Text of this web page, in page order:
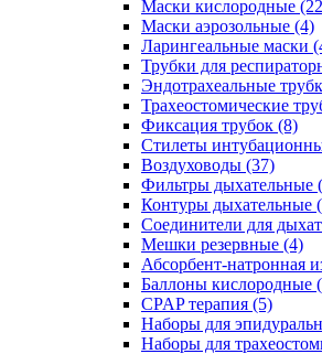
Маски кислородные
Маски аэрозольные (4)
Ларингеальные маски
Трубки для
Эндотрахеальные
Трахеостомические
Фиксация трубок (8)
Стилеты
Воздуховоды (37)
Фильтры дыхательные
Контуры дыхательные
Соединители для
Мешки резервные (4)
Абсорбент-натронная
Баллоны кислородные
CPAP терапия (5)
Наборы для
Наборы для